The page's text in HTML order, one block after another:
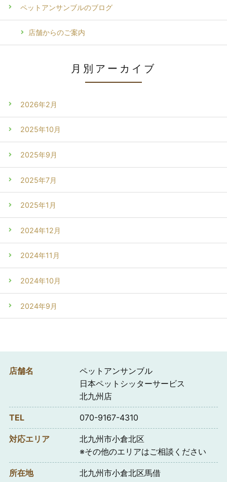
ペットアンサンブルのブログ
店舗からのご案内
月別アーカイブ
2026年2月
2025年10月
2025年9月
2025年7月
2025年1月
2024年12月
2024年11月
2024年10月
2024年9月
店舗名
ペットアンサンブル
日本ペットシッターサービス
北九州店
TEL 070-9167-4310
対応エリア
北九州市小倉北区
※その他のエリアはご相談ください
所在地 北九州市小倉北区馬借